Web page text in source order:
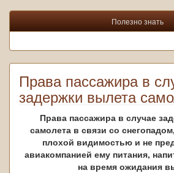
Полезно знать
Права пассажира в
задержки вылета
Права пассажира в случае
самолета в связи со
плохой видимостью и не
авиакомпанией ему питания,
на время ожидания